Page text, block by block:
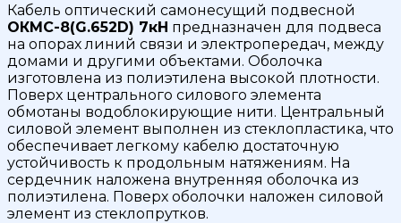
Кабель оптический самонесущий подвесной
ОКМС-8(G.652D) 7кН предназначен для подвеса
на опорах линий связи и электропередач, между
домами и другими объектами. Оболочка
изготовлена из полиэтилена высокой плотности.
Поверх центрального силового элемента
обмотаны водоблокирующие нити. Центральный
силовой элемент выполнен из стеклопластика, что
обеспечивает легкому кабелю достаточную
устойчивость к продольным натяжениям. На
сердечник наложена внутренняя оболочка из
полиэтилена. Поверх оболочки наложен силовой
элемент из стеклопрутков.